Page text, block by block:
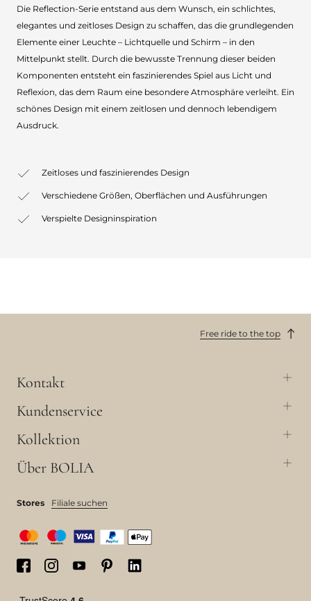
Die Reflection-Serie entstand aus dem Wunsch, ein schlichtes,
elegantes und zeitloses Design zu schaffen, das die grundlegenden
Elemente einer Leuchte – Lichtquelle und Schirm – in den
Mittelpunkt stellt. Durch die bewusste Trennung dieser beiden
Komponenten entsteht ein faszinierendes Spiel aus Licht und
Reflexion, das dem Raum eine besondere Atmosphäre verleiht. Ein
schönes Design mit einem zeitlosen und dennoch lebendigem
Ausdruck.
Zeitloses und faszinierendes Design
Verschiedene Größen, Oberflächen und Ausführungen
Verspielte Designinspiration
Free ride to the top
Kontakt
Kundenservice
Kollektion
Über BOLIA
Stores Filiale suchen